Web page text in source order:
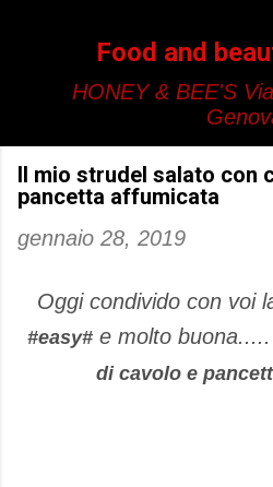
Food and
HONEY & BEE'S
Il mio strudel salato con
pancetta affumicata
gennaio 28, 2019
Oggi condivido con voi
#easy#e molto
di cavolo e